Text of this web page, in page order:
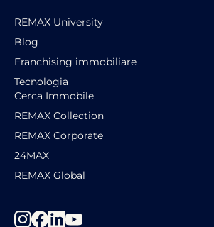
REMAX University
Blog
Franchising immobiliare
Tecnologia
Cerca Immobile
REMAX Collection
REMAX Corporate
24MAX
REMAX Global